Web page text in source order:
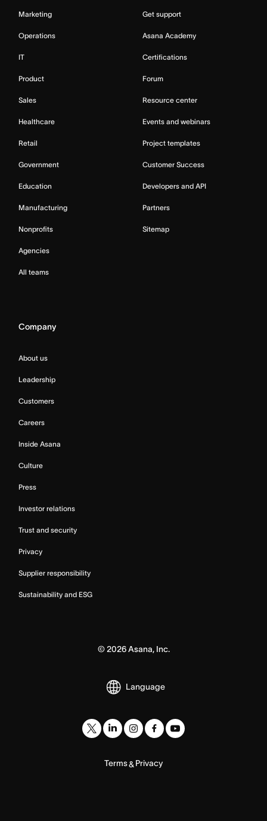
Marketing
Operations
IT
Product
Sales
Healthcare
Retail
Government
Education
Manufacturing
Nonprofits
Agencies
All teams
Get support
Asana Academy
Certifications
Forum
Resource center
Events and webinars
Project templates
Customer Success
Developers and API
Partners
Sitemap
Company
About us
Leadership
Customers
Careers
Inside Asana
Culture
Press
Investor relations
Trust and security
Privacy
Supplier responsibility
Sustainability and ESG
© 2026Asana, Inc.
Language
Terms& Privacy